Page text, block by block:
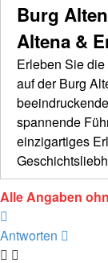
Burg
Altena &
Erleben Sie
auf der Burg
spannende
einzigartiges
Alle Angaben
oben
Antworten